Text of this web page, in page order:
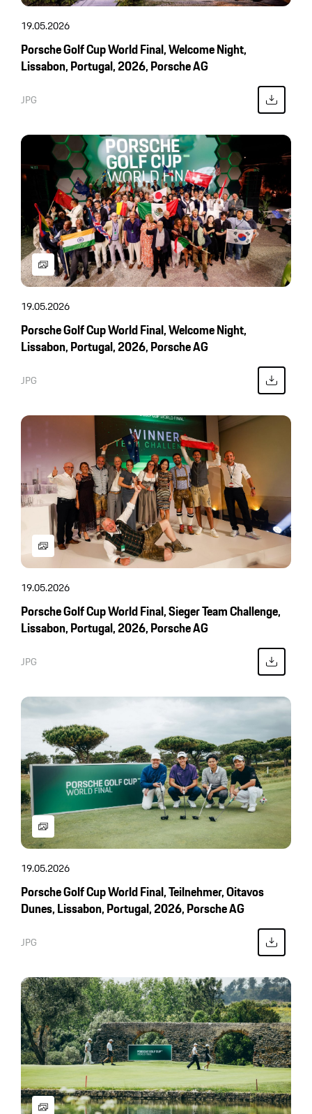
19.05.2026
Porsche Golf Cup World Final, Welcome Night,
Lissabon, Portugal, 2026, Porsche AG
JPG
19.05.2026
Porsche Golf Cup World Final, Welcome Night,
Lissabon, Portugal, 2026, Porsche AG
JPG
19.05.2026
Porsche Golf Cup World Final, Sieger Team Challenge,
Lissabon, Portugal, 2026, Porsche AG
JPG
19.05.2026
Porsche Golf Cup World Final, Teilnehmer, Oitavos
Dunes, Lissabon, Portugal, 2026, Porsche AG
JPG